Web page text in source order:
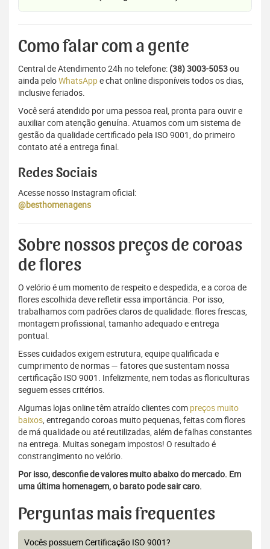
Como falar com a gente
Central de Atendimento 24h no telefone: (38) 3003-5053ou
ainda peloWhatsAppe chat online disponíveis todos os dias,
inclusive feriados.
Você será atendido por uma pessoa real, pronta para ouvir e
auxiliar com atenção genuína. Atuamos com um sistema de
gestão da qualidade certificado pela ISO 9001, do primeiro
contato até a entrega final.
Redes Sociais
Acesse nosso Instagram oficial:
@besthomenagens
Sobre nossos preços de coroas
de flores
O velório é um momento de respeito e despedida, e a coroa de
flores escolhida deve refletir essa importância. Por isso,
trabalhamos com padrões claros de qualidade: flores frescas,
montagem profissional, tamanho adequado e entrega
pontual.
Esses cuidados exigem estrutura, equipe qualificada e
cumprimento de normas — fatores que sustentam nossa
certificação ISO 9001. Infelizmente, nem todas as floriculturas
seguem esses critérios.
Algumas lojas online têm atraído clientes com preços muito
baixos, entregando coroas muito pequenas, feitas com flores
de má qualidade ou até reutilizadas, além de falhas constantes
na entrega. Muitas sonegam impostos! O resultado é
constrangimento no velório.
Por isso, desconfie de valores muito abaixo do mercado. Em
uma última homenagem, o barato pode sair caro.
Perguntas mais frequentes
Vocês possuem Certificação ISO 9001?